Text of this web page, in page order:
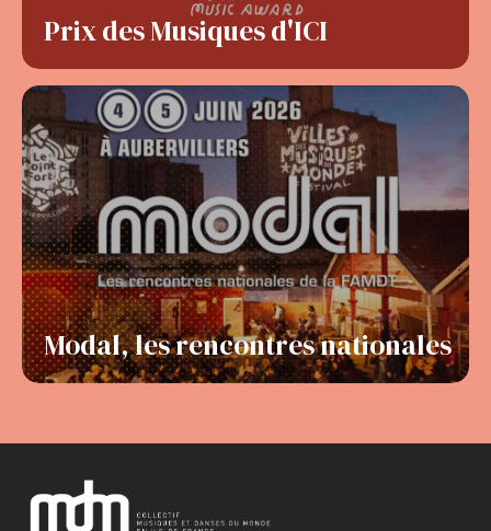
Prix des Musiques d'ICI
Modal, les rencontres nationales